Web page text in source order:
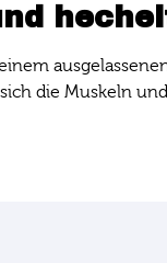
die Muskeln